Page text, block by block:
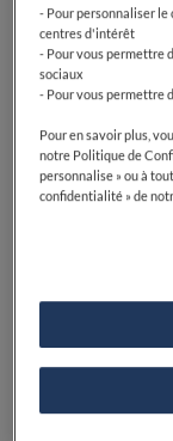
- Pour personnaliser le
centres d'intérêt
- Pour vous permettre
sociaux
- Pour vous permettre
Pour en savoir plus,
notre Politique de
personnalise » ou à
confidentialité » de